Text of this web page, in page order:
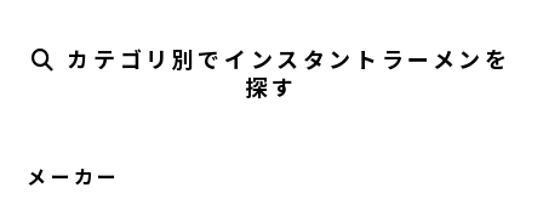
カテゴリ別でインスタントラーメンを
探す
メーカー